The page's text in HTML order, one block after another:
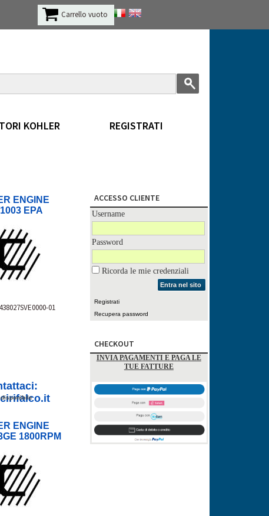
Carrello vuoto
KOHLER
REGISTRATI
ENGINE
EPA
01
disponibile
ENGINE
1800RPM
ACCESSO CLIENTE
Username
Password
Ricorda le mie credenziali
Entra nel sito
Registrati
Recupera password
CHECKOUT
INVIA PAGAMENTI E PAGA LE
TUE FATTURE